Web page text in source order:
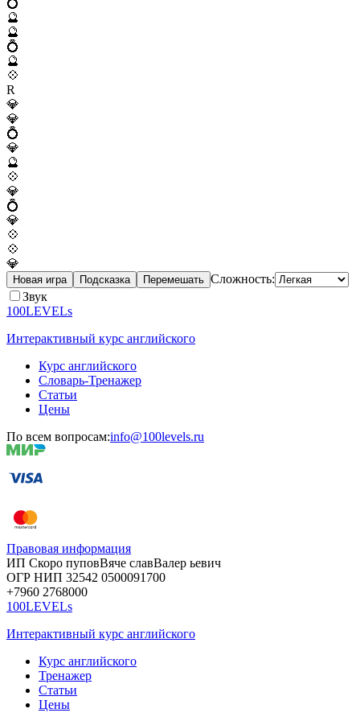
💍
🔮
🔮
💍
🔮
💠
R
💎
💎
💍
💎
🔮
💠
💎
💍
💎
💠
💠
💎
Новая игра Подсказка Перемешать Сложность:
Звук
100LEVELs
Интерактивный курс английского
Курс английского
Словарь-Тренажер
Статьи
Цены
По всем вопросам:info@100levels.ru
Правовая информация
ИП Скоро пуповВяче славВалер ьевич
ОГР НИП 32542 0500091700
+7960 2768000
100LEVELs
Интерактивный курс английского
Курс английского
Тренажер
Статьи
Цены